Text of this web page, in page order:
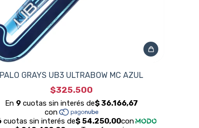
PALO GRAYS UB3 ULTRABOW MC AZUL
$325.500